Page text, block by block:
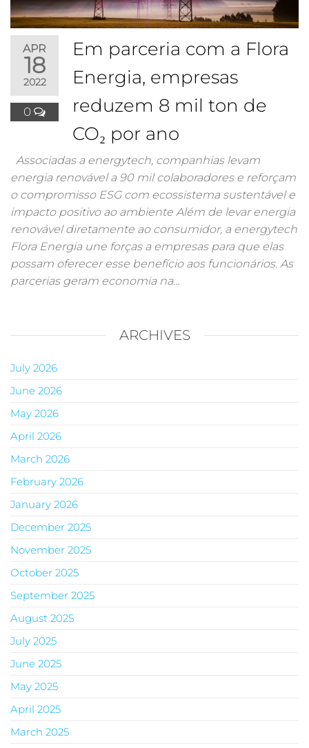
APR
18
2022
0
Em parceria com a Flora
Energia, empresas
reduzem 8 mil ton de
CO₂ por ano
Associadas a energytech, companhias levam
energia renovável a 90 mil colaboradores e reforçam
o compromisso ESG com ecossistema sustentável e
impacto positivo ao ambiente Além de levar energia
renovável diretamente ao consumidor, a energytech
Flora Energia une forças a empresas para que elas
possam oferecer esse benefício aos funcionários. As
parcerias geram economia na…
ARCHIVES
July 2026
June 2026
May 2026
April 2026
March 2026
February 2026
January 2026
December 2025
November 2025
October 2025
September 2025
August 2025
July 2025
June 2025
May 2025
April 2025
March 2025